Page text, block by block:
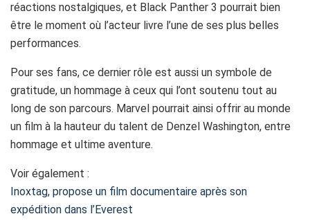
réactions nostalgiques, et Black Panther 3 pourrait bien
être le moment où l’acteur livre l’une de ses plus belles
performances.
Pour ses fans, ce dernier rôle est aussi un symbole de
gratitude, un hommage à ceux qui l’ont soutenu tout au
long de son parcours. Marvel pourrait ainsi offrir au monde
un film à la hauteur du talent de Denzel Washington, entre
hommage et ultime aventure.
Voir également :
Inoxtag, propose un film documentaire après son
expédition dans l’Everest